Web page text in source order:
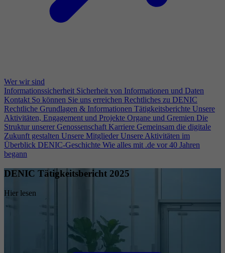
Wer wir sind
Informationssicherheit Sicherheit von Informationen und Daten
Kontakt So können Sie uns erreichen Rechtliches zu DENIC
Rechtliche Grundlagen & Informationen Tätigkeitsberichte Unsere
Aktivitäten, Engagement und Projekte Organe und Gremien Die
Struktur unserer Genossenschaft Karriere Gemeinsam die digitale
Zukunft gestalten Unsere Mitglieder Unsere Aktivitäten im
Überblick DENIC-Geschichte Wie alles mit .de vor 40 Jahren
begann
DENIC Tätigkeitsbericht 2025
Hier lesen